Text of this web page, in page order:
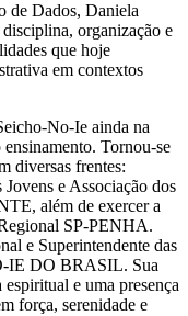
de Dados, Daniela
organização e
que hoje
em contextos
No-Ie ainda na
Tornou-se
diversas frentes:
e Associação dos
além de exercer a
SP-PENHA.
e Superintendente das
IE DO BRASIL. Sua
e uma presença
força, serenidade e